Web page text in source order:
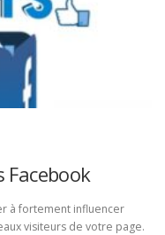
Facebook
à fortement influencer
visiteurs de votre page.